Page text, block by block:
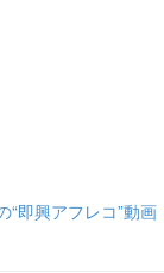
即興アフレコ”動画